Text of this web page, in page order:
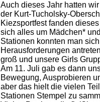
Auch dieses Jahr hatten
der Kurt-Tucholsky-
Kiezsportfest fanden
sich alles um Mädchen*
Stationen konnten man
Herausforderungen
groß und unsere Girls
Am 11. Juli gab es dann
Bewegung, Ausprobieren
aber das hielt die vielen
Stationen Stempel zu